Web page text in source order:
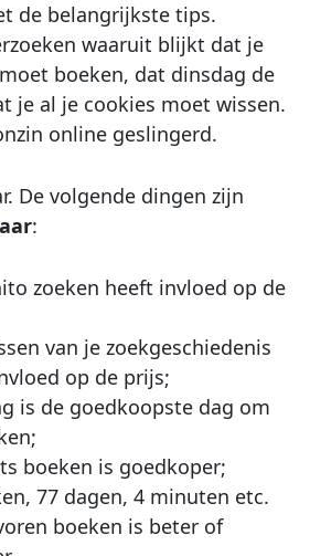
de belangrijkste tips.
waaruit blijkt dat je
boeken, dat dinsdag de
je al je cookies moet wissen.
online geslingerd.
De volgende dingen zijn
:
zoeken heeft invloed op de
van je zoekgeschiedenis
op de prijs;
is de goedkoopste dag om
boeken is goedkoper;
77 dagen, 4 minuten etc.
boeken is beter of